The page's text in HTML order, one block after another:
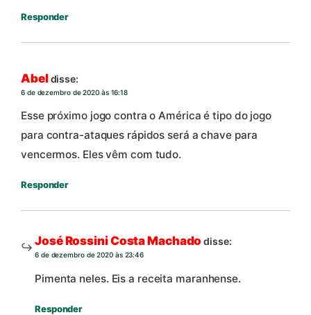
Responder
Abeldisse:
6 de dezembro de 2020 às 16:18
Esse próximo jogo contra o América é tipo do jogo
para contra-ataques rápidos será a chave para
vencermos. Eles vêm com tudo.
Responder
José Rossini Costa Machado disse:
6 de dezembro de 2020 às 23:46
Pimenta neles. Eis a receita maranhense.
Responder